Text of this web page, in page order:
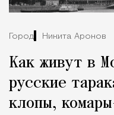
Город Никита Аронов
Как живут в
русские
клопы,